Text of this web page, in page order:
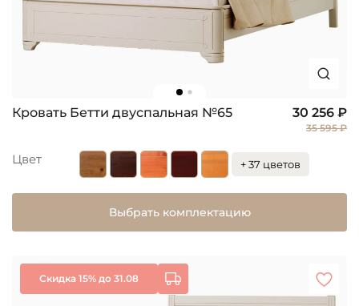
Кровать Бетти двуспальная №65 30 256 ₽
35 595 ₽
Цвет + 37 цветов
Выбрать комплектацию
Скидка 15% до 31.08